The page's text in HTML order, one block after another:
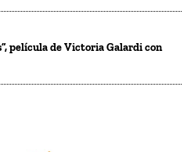
película de Victoria Galardi con